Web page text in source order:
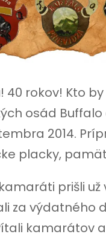
40 rokov! Kto
osád Buffalo
2014.
placky,
prišli
za výdatného
kamarátov